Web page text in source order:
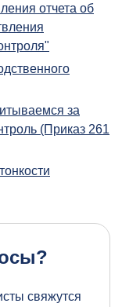
отчета об
за
(Приказ 261
свяжутся